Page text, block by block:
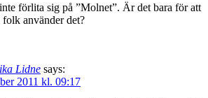
förlita sig på ”Molnet”. Är det bara för att
folk använder det?
Lidne says:
2011 kl. 09:17